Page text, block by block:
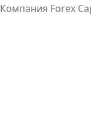
Компания Forex